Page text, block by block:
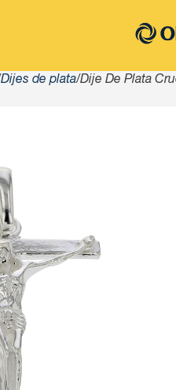
Dijes de plata Dije De Plata